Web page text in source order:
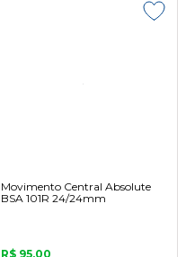
Movimento Central Absolute
BSA 101R 24/24mm
R$ 95,00